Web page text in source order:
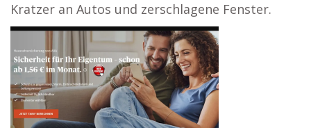
Kratzer an Autos und zerschlagene Fenster.